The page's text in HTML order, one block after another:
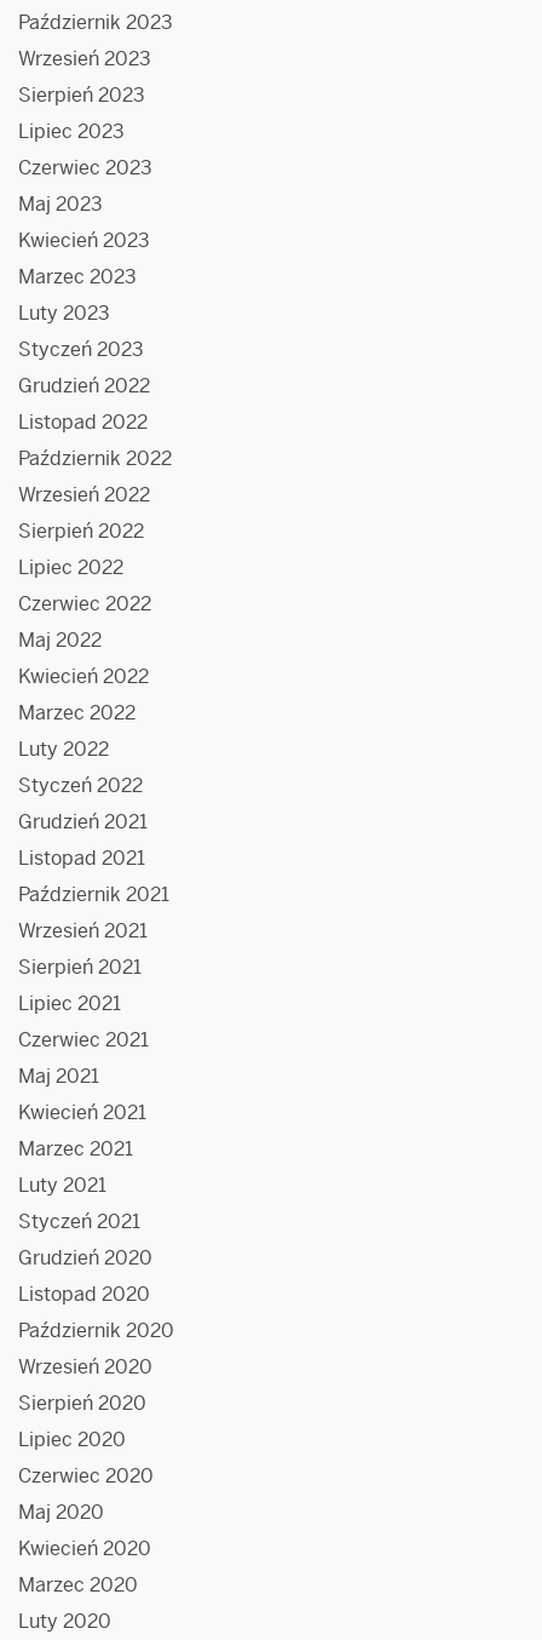
Październik 2023
Wrzesień 2023
Sierpień 2023
Lipiec 2023
Czerwiec 2023
Maj 2023
Kwiecień 2023
Marzec 2023
Luty 2023
Styczeń 2023
Grudzień 2022
Listopad 2022
Październik 2022
Wrzesień 2022
Sierpień 2022
Lipiec 2022
Czerwiec 2022
Maj 2022
Kwiecień 2022
Marzec 2022
Luty 2022
Styczeń 2022
Grudzień 2021
Listopad 2021
Październik 2021
Wrzesień 2021
Sierpień 2021
Lipiec 2021
Czerwiec 2021
Maj 2021
Kwiecień 2021
Marzec 2021
Luty 2021
Styczeń 2021
Grudzień 2020
Listopad 2020
Październik 2020
Wrzesień 2020
Sierpień 2020
Lipiec 2020
Czerwiec 2020
Maj 2020
Kwiecień 2020
Marzec 2020
Luty 2020